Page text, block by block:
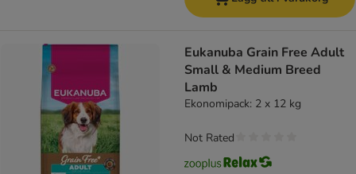
Eukanuba Grain Free Adult
Small & Medium Breed
Lamb
Ekonomipack: 2 x 12 kg
Not Rated